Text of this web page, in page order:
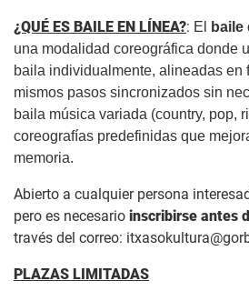
¿QUÉ ES BAILE EN LÍNEA?: El baile
una modalidad coreográfica donde
baila individualmente, alineadas en
mismos pasos sincronizados sin
baila música variada (country, pop,
coreografías predefinidas que
memoria.
Abierto a cualquier persona
pero es necesario inscribirse antes
través del correo:
PLAZAS LIMITADAS